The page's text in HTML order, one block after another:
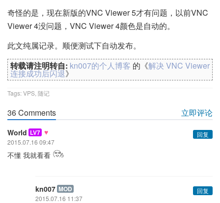
奇怪的是，现在新版的VNC Viewer 5才有问题，以前VNC
Viewer 4没问题，VNC Viewer 4颜色是自动的。
此文纯属记录。顺便测试下自动发布。
转载请注明转自: kn007的个人博客 的《解决 VNC Viewer
连接成功后闪退》
Tags:VPS 随记
36 Comments 立即评论
World LV7 ♥
回复
2015.07.16 09:47
不懂 我就看看
kn007 MOD
回复
2015.07.16 11:37